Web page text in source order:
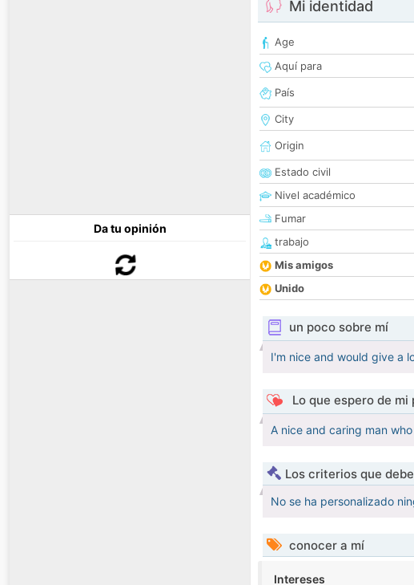
Da tu opinión
Mi identidad
Age
Aquí para
País
City
Origin
Estado civil
Nivel académico
Fumar
trabajo
Mis amigos
Unido
un poco sobre mí
I'm nice and would give a
Lo que espero de mi
A nice and caring man
Los criterios que
No se ha personalizado
conocer a mí
Intereses